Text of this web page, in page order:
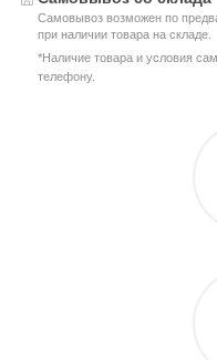
Самовывоз возможен по
при наличии товара на складе.
*Наличие товара и условия
телефону.